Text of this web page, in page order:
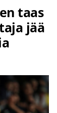
taas
jää